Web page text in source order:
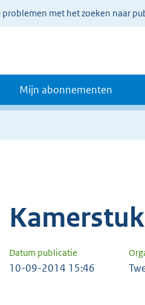
met het zoeken naar
Mijn abonnementen
Kamerstuk
Datum publicatie
10-09-2014 15:46